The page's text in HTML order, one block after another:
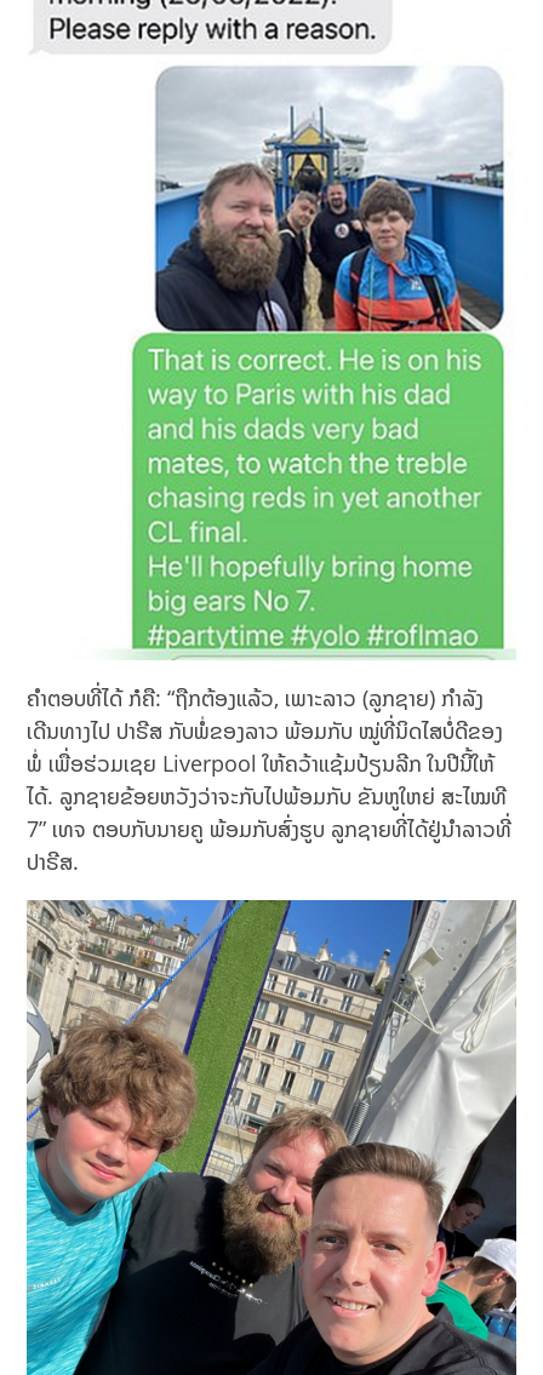
ຄຳຕອບທີ່ໄດ້ ກໍຄື: “ຖືກຕ້ອງແລ້ວ, ເພາະລາວ (ລູກຊາຍ) ກຳລັງ
ເດີນທາງໄປ ປາຣີສ ກັບພໍ່ຂອງລາວ ພ້ອມກັບ ໝູ່ທີ່ນິດໄສບໍ່ດີຂອງ
ພໍ່ ເພື່ອຮ່ວມເຊຍ Liverpool ໃຫ້ຄວ້າແຊ້ມປ້ຽນລີກ ໃນປີນີ້ໃຫ້
ໄດ້. ລູກຊາຍຂ້ອຍຫວັງວ່າຈະກັບໄປພ້ອມກັບ ຂັນຫູໃຫຍ່ ສະໄໝທີ
7” ເທຈ ຕອບກັບນາຍຄູ ພ້ອມກັບສົ່ງຮູບ ລູກຊາຍທີ່ໄດ້ຢູ່ນຳລາວທີ່
ປາຣີສ.